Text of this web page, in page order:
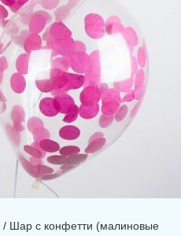
/ Шар с конфетти (малиновые